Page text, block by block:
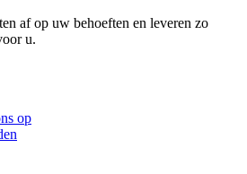
af ​​op uw behoeften en leveren zo
u.
op